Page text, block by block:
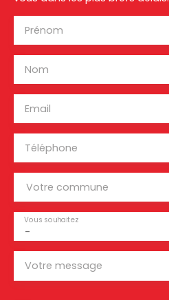
Prénom
Nom
Email
Téléphone
Votre commune
-
Vous souhaitez
Votre message